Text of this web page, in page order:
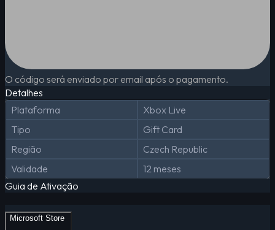
O código será enviado por email após o pagamento.
Detalhes
Plataforma
Xbox Live
Tipo
Gift Card
Região
Czech Republic
Validade
12 meses
Guia de Ativação
Microsoft Store